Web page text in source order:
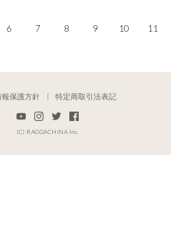
6 7 8 9 10 11
報保護方針 特定商取引法表記
(C) RAGGACHINA Inc.